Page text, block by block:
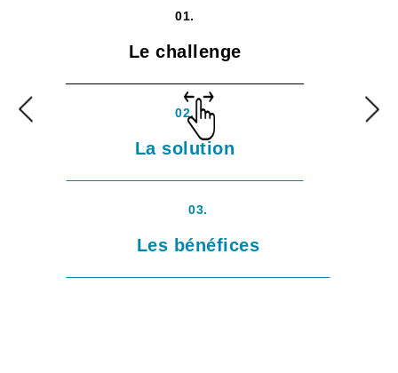
01.
Le challenge
02.
La solution
03.
Les bénéfices